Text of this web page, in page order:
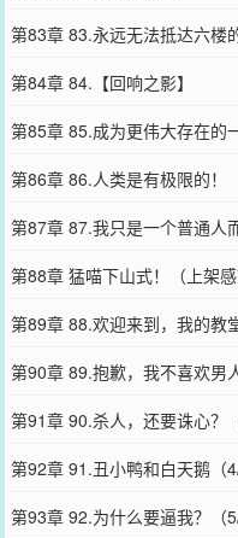
第83章 83.永远无法抵达六楼
第84章 84.【回响之影】
第85章 85.成为更伟大存在的
第86章 86.人类是有极限的！
第87章 87.我只是一个普通人
第88章 猛喵下山式！（上架感
第89章 88.欢迎来到，我的教
第90章 89.抱歉，我不喜欢男
第91章 90.杀人，还要诛心？
第92章 91.丑小鸭和白天鹅（4/
第93章 92.为什么要逼我？（5/